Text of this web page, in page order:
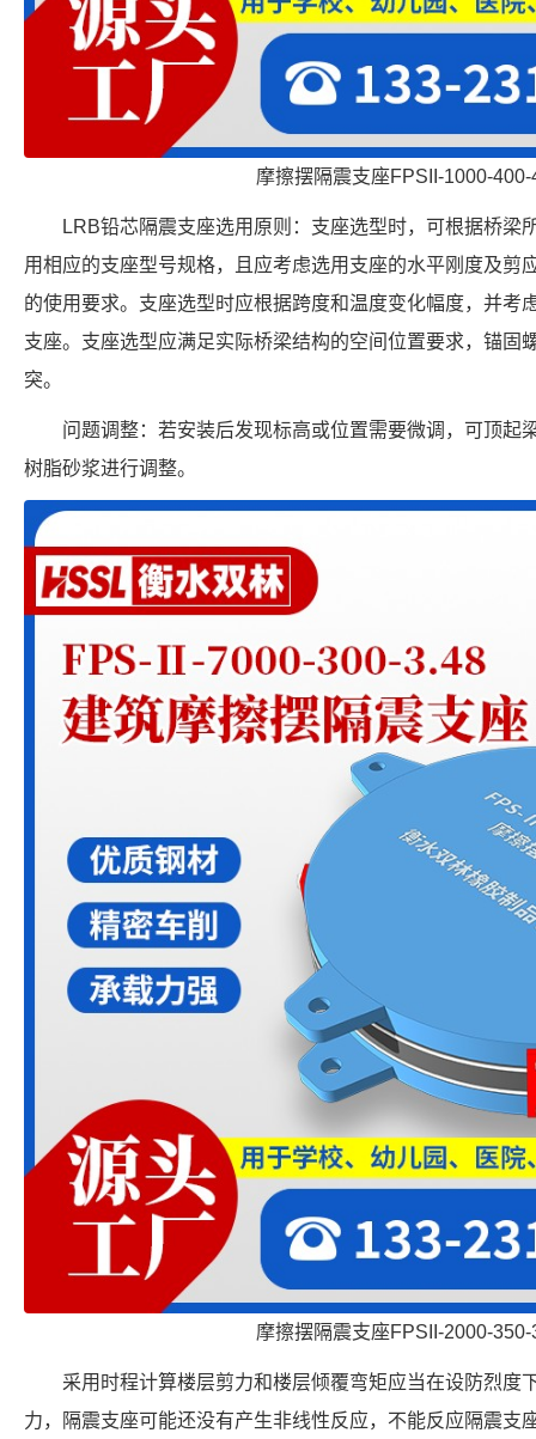
摩擦摆隔震支座FPSII-1000-400-
LRB铅芯隔震支座选用原则：支座选型时，可根据桥梁
用相应的支座型号规格，且应考虑选用支座的水平刚度及剪
的使用要求。支座选型时应根据跨度和温度变化幅度，并考
支座。支座选型应满足实际桥梁结构的空间位置要求，锚固
突。
问题调整：若安装后发现标高或位置需要微调，可顶起
树脂砂浆进行调整。
摩擦摆隔震支座FPSII-2000-350-
采用时程计算楼层剪力和楼层倾覆弯矩应当在设防烈度
力，隔震支座可能还没有产生非线性反应，不能反应隔震支